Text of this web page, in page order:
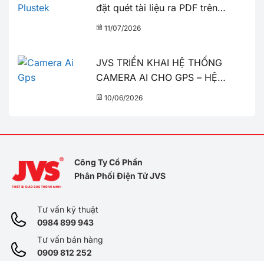
đặt quét tài liệu ra PDF trên
DocActionPlus | JVS
11/07/2026
JVS TRIỂN KHAI HỆ THỐNG
CAMERA AI CHO GPS – HỆ
THỐNG ĐÔ THỊ THÔNG MINH
10/06/2026
Công Ty Cổ Phần
Phân Phối Điện Tử JVS
Tư vấn kỹ thuật
0984 899 943
Tư vấn bán hàng
0909 812 252